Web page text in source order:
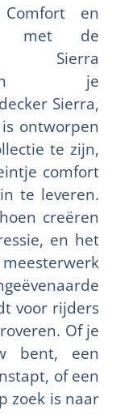
Comfort en
met de
je
Sierra,
ontworpen
te zijn,
comfort
te leveren.
creëren
en het
voor rijders
Of je
bent, een
of een
zoek is naar